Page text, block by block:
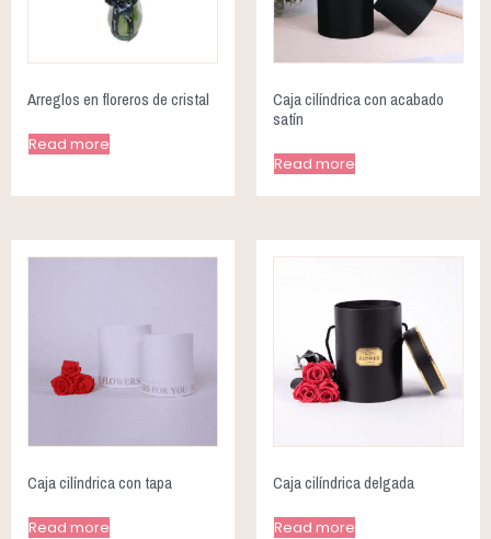
Arreglos en floreros de cristal
Read more
Caja cilíndrica con acabado
satín
Read more
Caja cilíndrica con tapa
Read more
Caja cilíndrica delgada
Read more